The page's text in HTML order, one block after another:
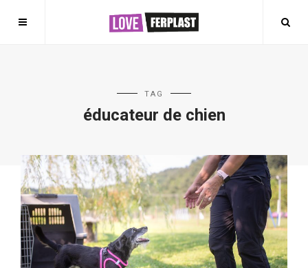
TAG
éducateur de chien